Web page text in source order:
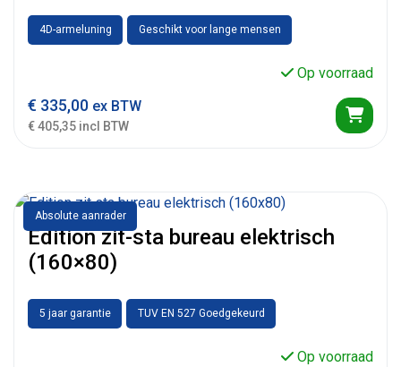
4D-armeluning Geschikt voor lange mensen
Op voorraad
€ 335,00 ex BTW
€ 405,35 incl BTW
Absolute aanrader
Edition zit-sta bureau elektrisch
(160×80)
5 jaar garantie TUV EN 527 Goedgekeurd
Op voorraad